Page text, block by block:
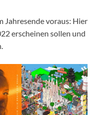
Jahresende voraus: Hier
erscheinen sollen und